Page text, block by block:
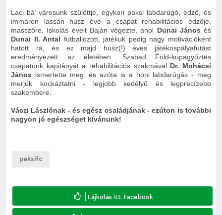
Laci bá’ városunk szülöttje, egykori paksi labdarúgó, edző, és
immáron lassan húsz éve a csapat rehabilitációs edzője,
masszőre. Iskolás éveit Baján végezte, ahol Dunai János és
Dunai II. Antal futballozott, játékuk pedig nagy motivációként
hatott rá, és ez majd húsz(!) éves játékospályafutást
eredményezett az életében. Szabad Föld-kupagyőztes
csapatunk kapitányát a rehabilitációs szakmával Dr. Mohácsi
János ismertette meg, és azóta is a honi labdarúgás - meg
merjük kockáztatni - legjobb kedélyű és legprecízebb
szakembere.
Váczi Lászlónak - és egész családjának - ezúton is további
nagyon jó egészséget kívánunk!
paksifc